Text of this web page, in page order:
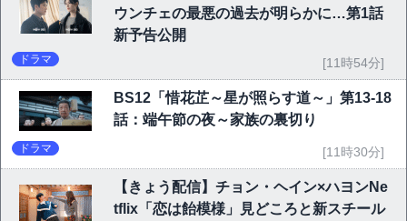
ウンチェの最悪の過去が明らかに…第1話
新予告公開
ドラマ [11時54分]
BS12「惜花芷～星が照らす道～」第13-18
話：端午節の夜～家族の裏切り
ドラマ [11時30分]
【きょう配信】チョン・ヘイン×ハヨンNe
tflix「恋は飴模様」見どころと新スチール